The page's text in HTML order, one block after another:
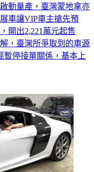
動量產，臺灣蒙地拿亦
車讓VIP車主搶先預
開出2,221萬元起售
，臺灣所爭取到的車源
暫停接單關係，基本上